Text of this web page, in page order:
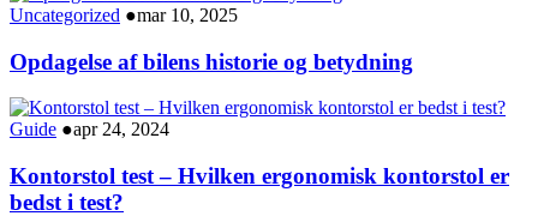
Uncategorized ●mar 10, 2025
Opdagelse af bilens historie og betydning
Guide ●apr 24, 2024
Kontorstol test – Hvilken ergonomisk kontorstol er
bedst i test?